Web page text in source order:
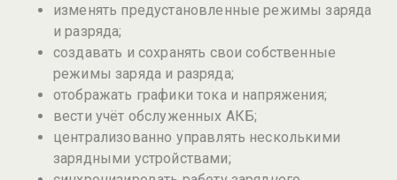
изменять предустановленные режимы заряда
и разряда;
создавать и сохранять свои собственные
режимы заряда и разряда;
отображать графики тока и напряжения;
вести учёт обслуженных АКБ;
централизованно управлять несколькими
зарядными устройствами;